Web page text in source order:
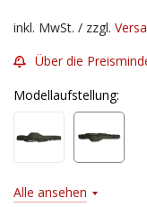
inkl. MwSt. / zzgl.
Über die
Modellaufstellung:
Alle ansehen